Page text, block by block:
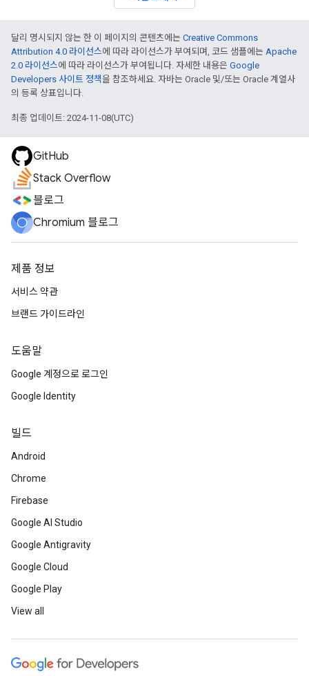
달리 명시되지 않는 한 이 페이지의 콘텐츠에는 Creative Commons
Attribution 4.0 라이선스에 따라 라이선스가 부여되며, 코드 샘플에는 Apache
2.0 라이선스에 따라 라이선스가 부여됩니다. 자세한 내용은 Google
Developers 사이트 정책을 참조하세요. 자바는 Oracle 및/또는 Oracle 계열사
의 등록 상표입니다.
최종 업데이트: 2024-11-08(UTC)
GitHub
Stack Overflow
블로그
Chromium 블로그
제품 정보
서비스 약관
브랜드 가이드라인
도움말
Google 계정으로 로그인
Google Identity
빌드
Android
Chrome
Firebase
Google AI Studio
Google Antigravity
Google Cloud
Google Play
View all